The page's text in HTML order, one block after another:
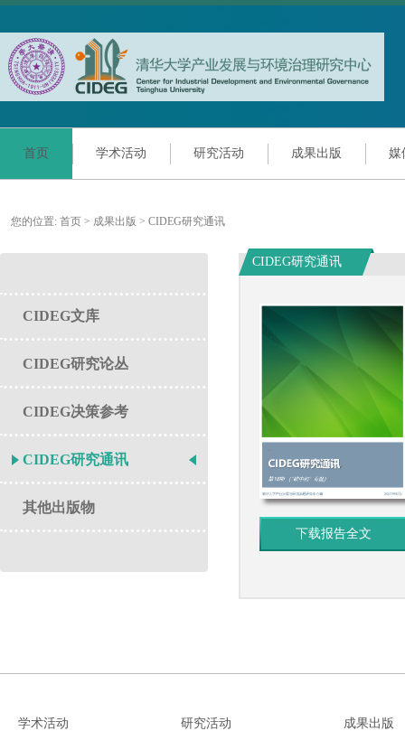
首页 学术活动 研究活动 成果出版 媒
您的位置: 首页 > 成果出版 > CIDEG研究通讯
CIDEG文库
CIDEG研究论丛
CIDEG决策参考
CIDEG研究通讯
其他出版物
CIDEG研究通讯
下载报告全文
学术活动 研究活动 成果出版